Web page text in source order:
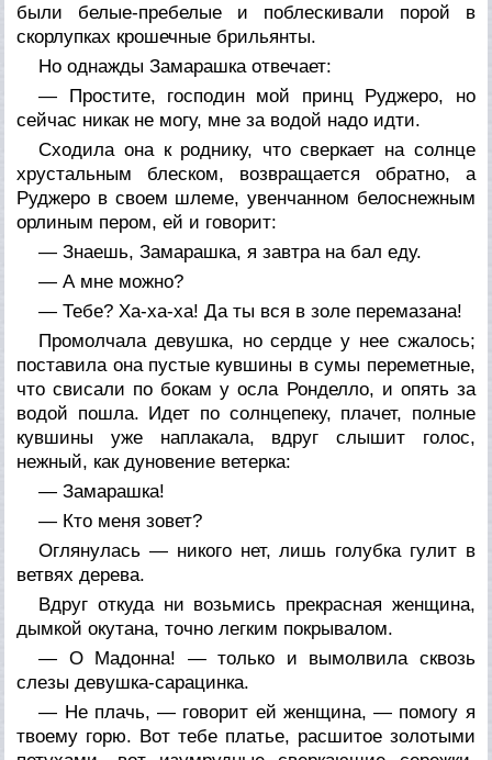
были белые-пребелые и поблескивали порой в
скорлупках крошечные брильянты.
Но однажды Замарашка отвечает:
— Простите, господин мой принц Руджеро, но
сейчас никак не могу, мне за водой надо идти.
Сходила она к роднику, что сверкает на солнце
хрустальным блеском, возвращается обратно, а
Руджеро в своем шлеме, увенчанном белоснежным
орлиным пером, ей и говорит:
— Знаешь, Замарашка, я завтра на бал еду.
— А мне можно?
— Тебе? Ха-ха-ха! Да ты вся в золе перемазана!
Промолчала девушка, но сердце у нее сжалось;
поставила она пустые кувшины в сумы переметные,
что свисали по бокам у осла Ронделло, и опять за
водой пошла. Идет по солнцепеку, плачет, полные
кувшины уже наплакала, вдруг слышит голос,
нежный, как дуновение ветерка:
— Замарашка!
— Кто меня зовет?
Оглянулась — никого нет, лишь голубка гулит в
ветвях дерева.
Вдруг откуда ни возьмись прекрасная женщина,
дымкой окутана, точно легким покрывалом.
— О Мадонна! — только и вымолвила сквозь
слезы девушка-сарацинка.
— Не плачь, — говорит ей женщина, — помогу я
твоему горю. Вот тебе платье, расшитое золотыми